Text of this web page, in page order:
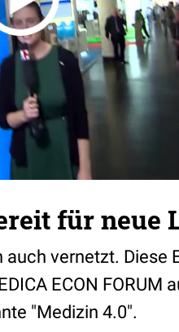
für neue
vernetzt. Diese
ECON FORUM
"Medizin 4.0".